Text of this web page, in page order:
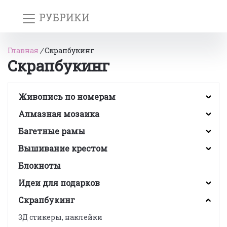
РУБРИКИ
Главная /Скрапбукинг
Скрапбукинг
Живопись по номерам
Алмазная мозаика
Багетные рамы
Вышивание крестом
Блокноты
Идеи для подарков
Скрапбукинг
3Д стикеры, наклейки